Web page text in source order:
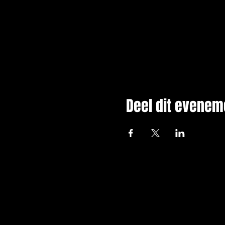
Deel dit